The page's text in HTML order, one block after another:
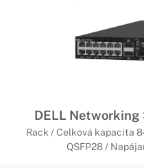
DELL Networking
Rack / Celková kapacita
QSFP28 /